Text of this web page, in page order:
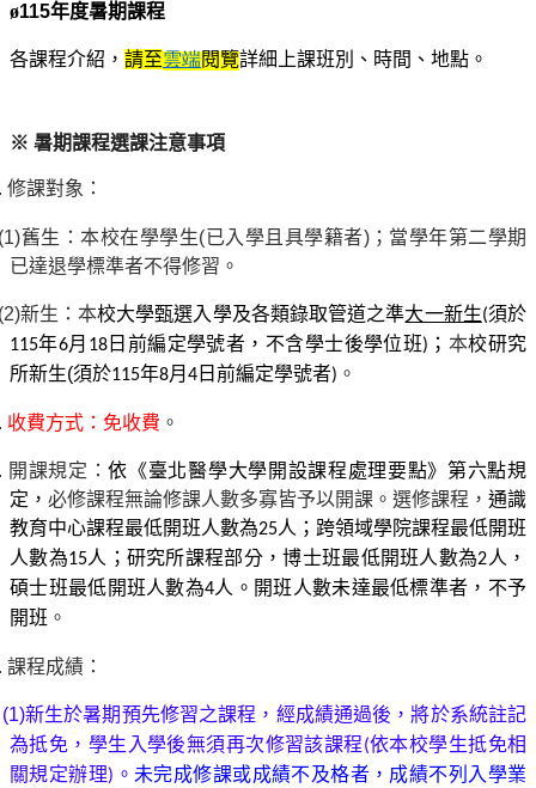
ø115年度暑期課程
各課程介紹， 請至雲端閱覽詳細上課班別、時間、地點 。
※ 暑期課程選課注意事項
修課對象：
舊生：本校在學學生(已入學且具學籍者)；當學年第二學期
已達退學標準者不得修習。
新生：本校大學甄選入學及各類錄取管道之準大一新生(須於
115年6月 18日前編定學號者，不含學士後學位班) ； 本校研究
所新生(須於115年8月 4 日前編定學號者) 。
收費方式：免收費 。
開課規定：依《臺北醫學大學開設課程處理要點》第六點規
定， 必修課程無論修課人數多寡皆予以開課。選修課程， 通識
教育中心課程最低開班人數為25人；跨領域學院課程最低開班
人數為15人；研究所課程部分，博士班最低開班人數為2人，
碩士班最低開班人數為4人。開班人數未達最低標準者，不予
開班 。
課程成績：
(1)新生於暑期預先修習之課程，經成績通過後，將於系統註記
為抵免，學生入學後無須再次修習該課程(依本校學生抵免相
關規定辦理) 。 未完成修課或成績不及格者，成績不列入學業